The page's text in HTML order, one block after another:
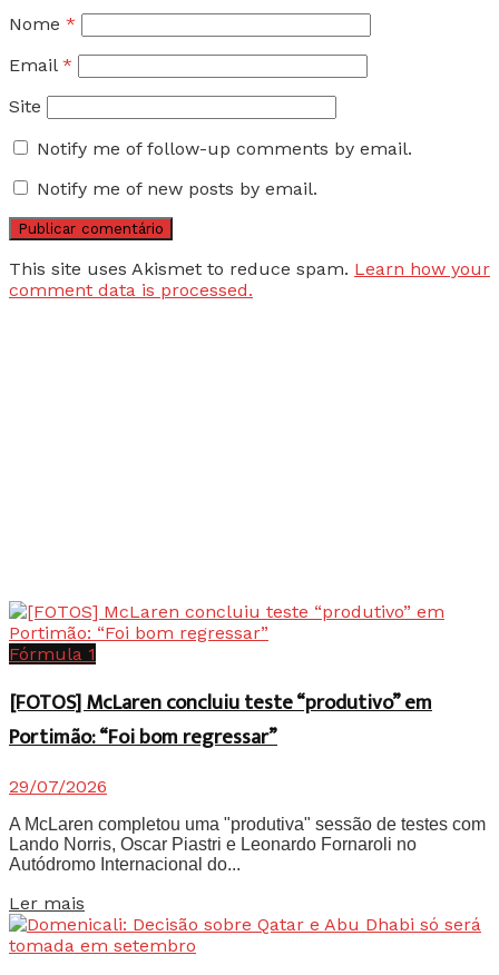
Nome *
Email *
Site
Notify me of follow-up comments by email.
Notify me of new posts by email.
This site uses Akismet to reduce spam. Learn how your
comment data is processed.
Fórmula 1
[FOTOS] McLaren concluiu teste “produtivo” em
Portimão: “Foi bom regressar”
29/07/2026
A McLaren completou uma "produtiva" sessão de testes com
Lando Norris, Oscar Piastri e Leonardo Fornaroli no
Autódromo Internacional do...
Ler mais